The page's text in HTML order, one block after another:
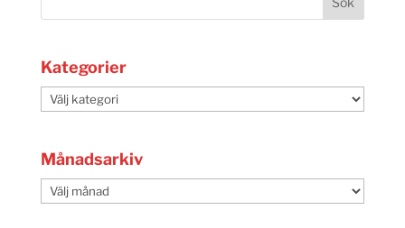
Kategorier
Kategorier
Månadsarkiv
Månadsarkiv